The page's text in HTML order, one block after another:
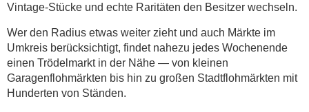
Vintage-Stücke und echte Raritäten den Besitzer wechseln.
Wer den Radius etwas weiter zieht und auch Märkte im
Umkreis berücksichtigt, findet nahezu jedes Wochenende
einen Trödelmarkt in der Nähe — von kleinen
Garagenflohmärkten bis hin zu großen Stadtflohmärkten mit
Hunderten von Ständen.